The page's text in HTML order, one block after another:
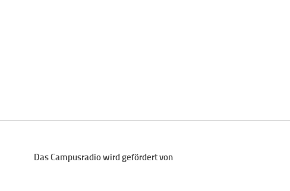
Das Campusradio wird gefördert von